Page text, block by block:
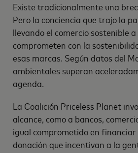
Existe tradicionalmente una
Pero la conciencia que trajo la
llevando el comercio sostenible
comprometen con la
esas marcas. Según datos del
ambientales superan
agenda.
La Coalición Priceless Planet
alcance, como a bancos,
igual comprometido en
donación que incentivan a la